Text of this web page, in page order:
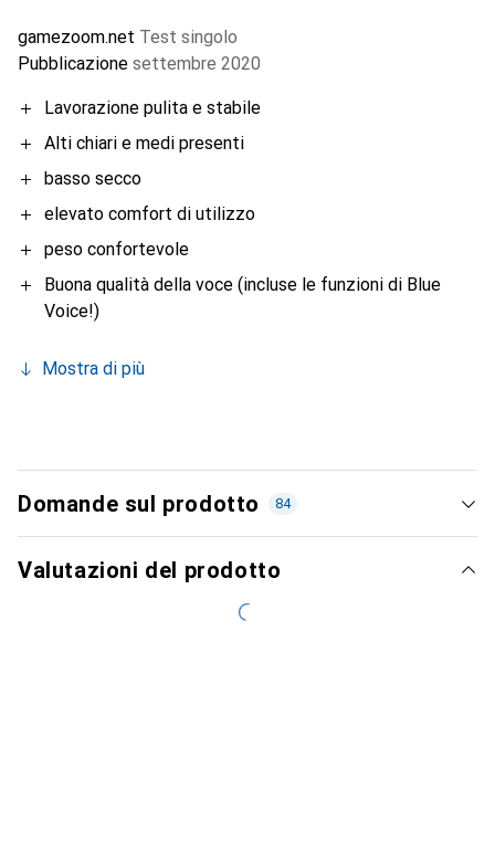
gamezoom.net Test singolo
Pubblicazione settembre 2020
Lavorazione pulita e stabile
Alti chiari e medi presenti
basso secco
elevato comfort di utilizzo
peso confortevole
Buona qualità della voce (incluse le funzioni di Blue
Voice!)
Mostra di più
Domande sul prodotto 84
Valutazioni del prodotto